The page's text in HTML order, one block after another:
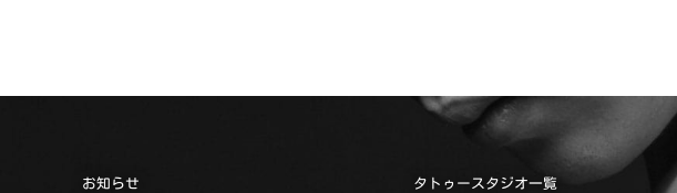
お知らせ タトゥースタジオ一覧